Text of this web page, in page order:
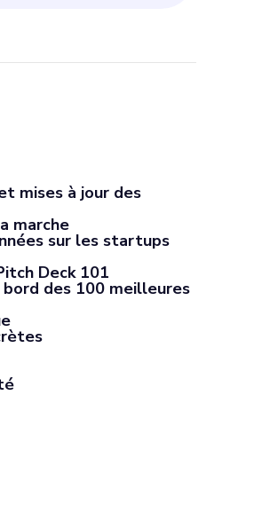
mises à jour des
marche
sur les startups
Deck 101
des 100 meilleures